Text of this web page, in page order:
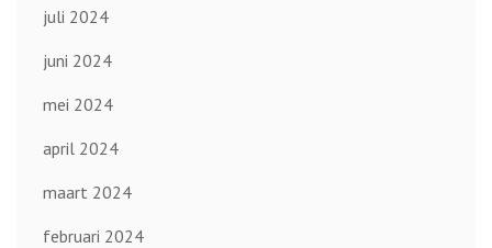
juli 2024
juni 2024
mei 2024
april 2024
maart 2024
februari 2024